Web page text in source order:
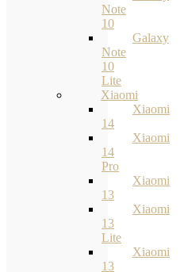
Note
10
Galaxy
Note
10
Lite
Xiaomi
Xiaomi
14
Xiaomi
14
Pro
Xiaomi
13
Xiaomi
13
Lite
Xiaomi
13